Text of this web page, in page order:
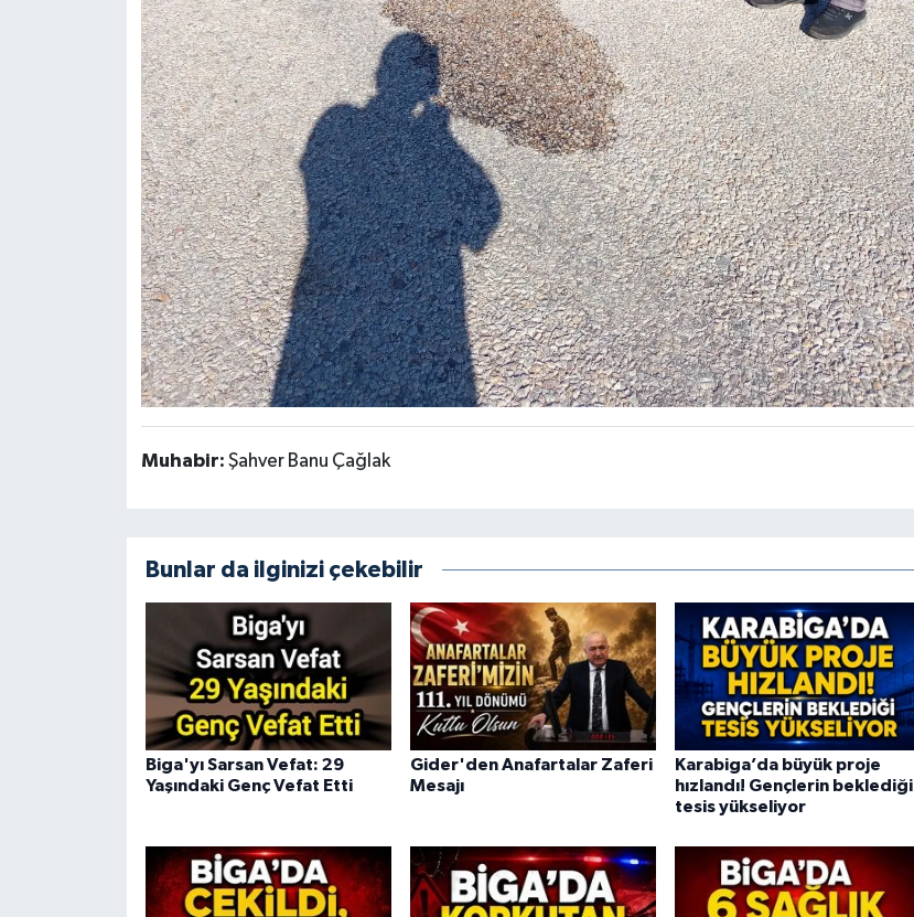
Muhabir: Şahver Banu Çağlak
Bunlar da ilginizi çekebilir
Biga'yı Sarsan Vefat: 29
Yaşındaki Genç Vefat Etti
Gider'den Anafartalar Zaferi
Mesajı
Karabiga’da büyük proje
hızlandı! Gençlerin beklediği
tesis yükseliyor